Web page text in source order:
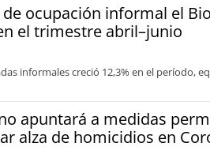
de ocupación informal el
el trimestre abril–junio
informales creció 12,3% en el período,
apuntará a medidas
alza de homicidios en